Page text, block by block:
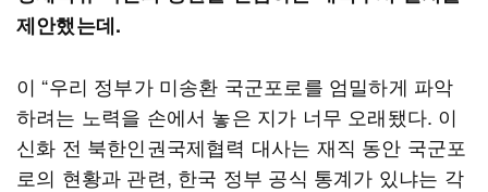
제안했는데.
이 “우리 정부가 미송환 국군포로를 엄밀하게 파악
하려는 노력을 손에서 놓은 지가 너무 오래됐다. 이
신화 전 북한인권국제협력 대사는 재직 동안 국군포
로의 현황과 관련, 한국 정부 공식 통계가 있냐는 각